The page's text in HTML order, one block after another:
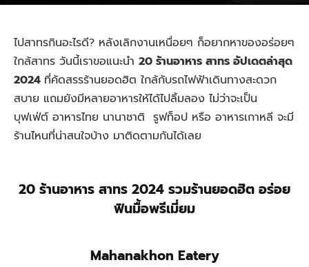
ไปสาทรกินอะไรดี? หลังเลิกงานเหนื่อยๆ ก็อยากหาของอร่อยๆ
ใกล้สาทร วันนี้เราขอแนะนำ 20 ร้านอาหาร สาทร อัปเดตล่าสุด
2024 ที่คัดสรรร้านยอดฮิต ใกล้กับรถไฟฟ้าเดินทางสะดวก
สบาย แถมยังมีหลายอาหารให้ได้ไปลิ้มลอง ไม่ว่าจะเป็น
บุฟเฟ่ต์ อาหารไทย นานาชาติ รูฟท็อป หรือ อาหารเกาหลี จะมี
ร้านไหนที่น่าสนใจบ้าง มาติดตามกันได้เลย
20 ร้านอาหาร สาทร 2024 รวมร้านยอดฮิต อร่อย
ฟินมื้อพรีเมี่ยม
Mahanakhon Eatery